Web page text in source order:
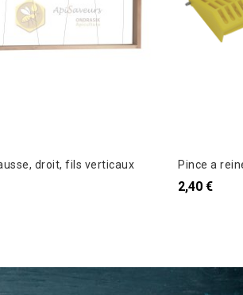
droit, fils verticaux Pince a
2,40 €